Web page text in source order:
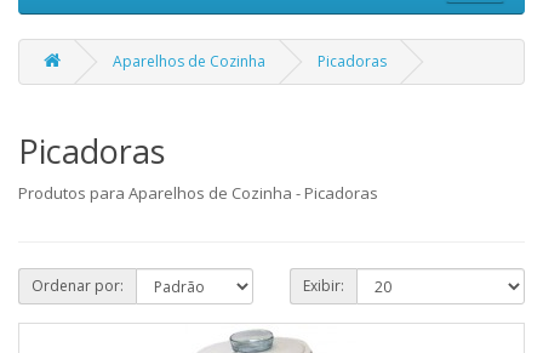
Aparelhos de Cozinha Picadoras
Picadoras
Produtos para Aparelhos de Cozinha - Picadoras
Ordenar por: Exibir: